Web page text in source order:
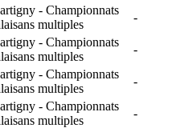
- Championnats
multiples
-
- Championnats
multiples
-
- Championnats
multiples
-
- Championnats
multiples
-